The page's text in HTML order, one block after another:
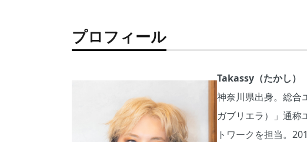
プロフィール
Takassy（たかし）
神奈川県出身。総合
ガブリエラ）」通称
トワークを担当。